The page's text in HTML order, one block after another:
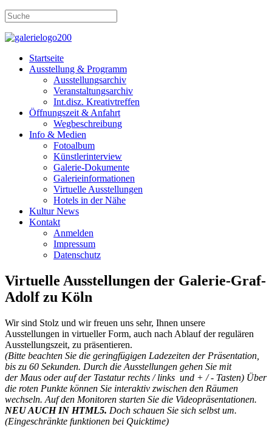
Startseite
Ausstellung & Programm
Ausstellungsarchiv
Veranstaltungsarchiv
Int.disz. Kreativtreffen
Öffnungszeit & Anfahrt
Wegbeschreibung
Info & Medien
Fotoalbum
Künstlerinterview
Galerie-Dokumente
Galerieinformationen
Virtuelle Ausstellungen
Hotels in der Nähe
Kultur News
Kontakt
Anmelden
Impressum
Datenschutz
Virtuelle Ausstellungen der Galerie-Graf-
Adolf zu Köln
Wir sind Stolz und wir freuen uns sehr, Ihnen unsere
Ausstellungen in virtueller Form, auch nach Ablauf der regulären
Ausstellungszeit, zu präsentieren.
(Bitte beachten Sie die geringfügigen Ladezeiten der Präsentation,
bis zu 60 Sekunden. Durch die Ausstellungen gehen Sie mit
der Maus oder auf der Tastatur rechts / links und + / - Tasten) Über
die roten Punkte können Sie interaktiv zwischen den Räumen
wechseln. Auf den Monitoren starten Sie die Videopräsentationen.
NEU AUCH IN HTML5. Doch schauen Sie sich selbst um.
(Eingeschränkte funktionen bei Quicktime)